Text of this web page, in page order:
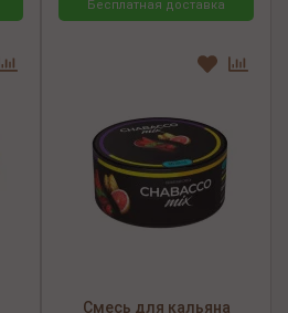
Бесплатная доставка
Смесь для кальяна